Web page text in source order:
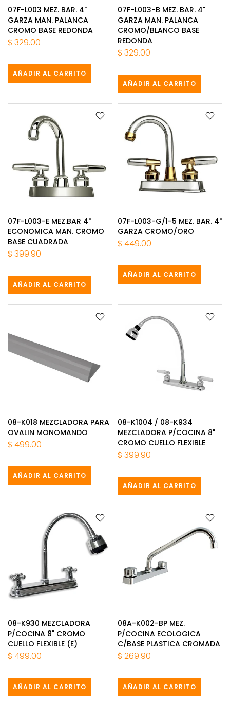
07F-L003 MEZ. BAR. 4"
GARZA MAN. PALANCA
CROMO BASE REDONDA
$ 329.00
AÑADIR AL CARRITO
07F-L003-B MEZ. BAR. 4"
GARZA MAN. PALANCA
CROMO/BLANCO BASE
REDONDA
$ 329.00
AÑADIR AL CARRITO
07F-L003-E MEZ.BAR 4"
ECONOMICA MAN. CROMO
BASE CUADRADA
$ 399.90
AÑADIR AL CARRITO
07F-L003-G/1-5 MEZ. BAR. 4"
GARZA CROMO/ORO
$ 449.00
AÑADIR AL CARRITO
08-K018 MEZCLADORA PARA
OVALIN MONOMANDO
$ 499.00
AÑADIR AL CARRITO
08-K1004 / 08-K934
MEZCLADORA P/COCINA 8"
CROMO CUELLO FLEXIBLE
$ 399.90
AÑADIR AL CARRITO
08-K930 MEZCLADORA
P/COCINA 8" CROMO
CUELLO FLEXIBLE (E)
$ 499.00
AÑADIR AL CARRITO
08A-K002-BP MEZ.
P/COCINA ECOLOGICA
C/BASE PLASTICA CROMADA
$ 269.90
AÑADIR AL CARRITO